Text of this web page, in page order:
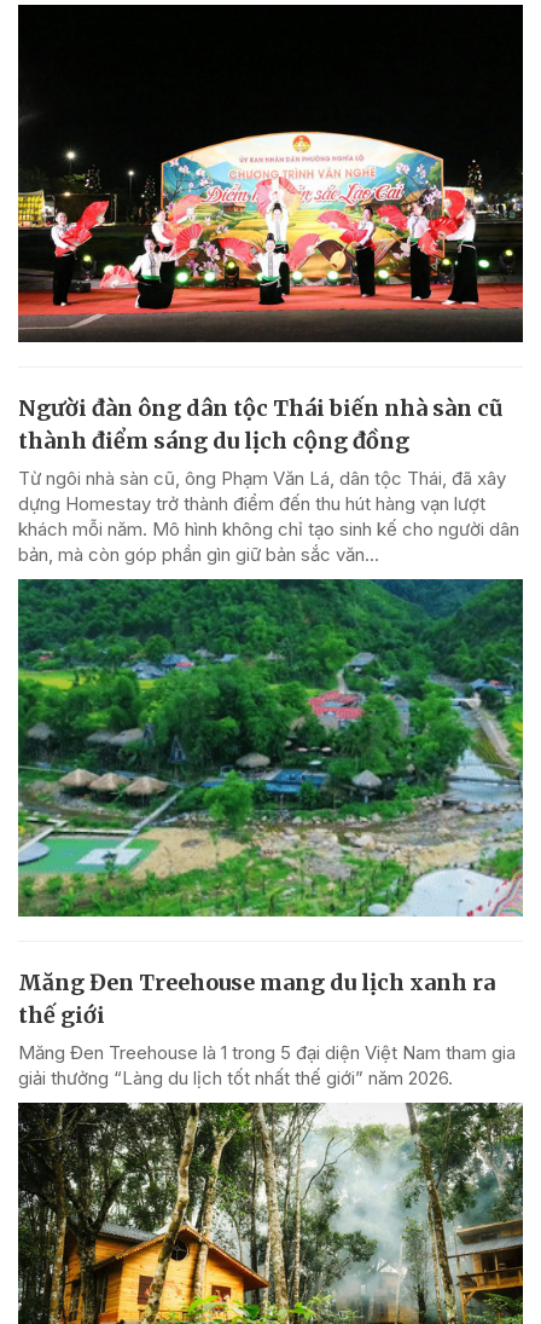
Người đàn ông dân tộc Thái biến nhà sàn cũ
thành điểm sáng du lịch cộng đồng
Từ ngôi nhà sàn cũ, ông Phạm Văn Lá, dân tộc Thái, đã xây
dựng Homestay trở thành điểm đến thu hút hàng vạn lượt
khách mỗi năm. Mô hình không chỉ tạo sinh kế cho người dân
bản, mà còn góp phần gìn giữ bản sắc văn...
Măng Đen Treehouse mang du lịch xanh ra
thế giới
Măng Đen Treehouse là 1 trong 5 đại diện Việt Nam tham gia
giải thưởng “Làng du lịch tốt nhất thế giới” năm 2026.